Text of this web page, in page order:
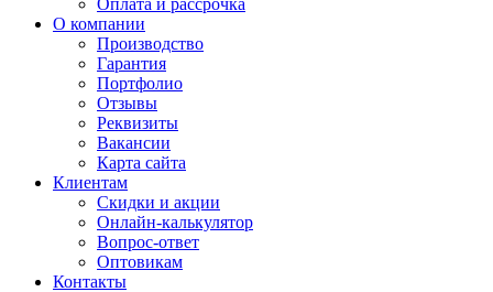
Оплата и рассрочка
О компании
Производство
Гарантия
Портфолио
Отзывы
Реквизиты
Вакансии
Карта сайта
Клиентам
Скидки и акции
Онлайн-калькулятор
Вопрос-ответ
Оптовикам
Контакты